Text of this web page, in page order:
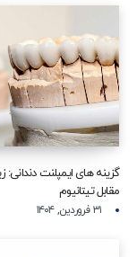
گزینه‌ های ایمپلنت دندانی:
مقابل تیتانیوم
۳۱ فروردین, ۱۴۰۴